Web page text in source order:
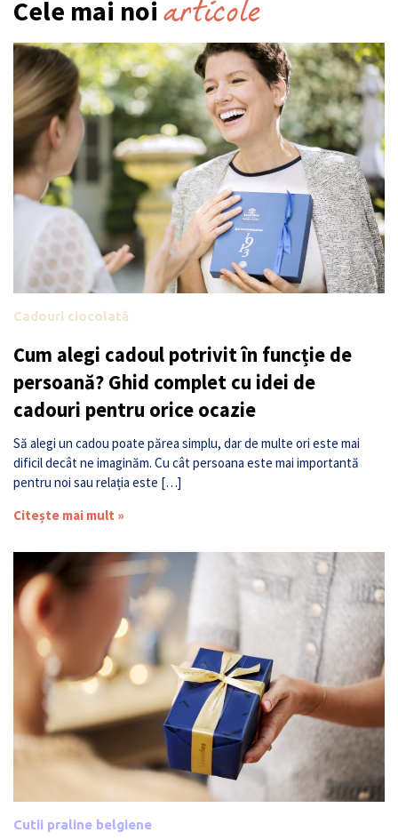
Cele mai noi
Cadouri ciocolată
Cum alegi cadoul potrivit în funcție de
persoană? Ghid complet cu idei de
cadouri pentru orice ocazie
Să alegi un cadou poate părea simplu, dar de multe ori este mai
dificil decât ne imaginăm. Cu cât persoana este mai importantă
pentru noi sau relația este […]
Citește mai mult »
Cutii praline belgiene